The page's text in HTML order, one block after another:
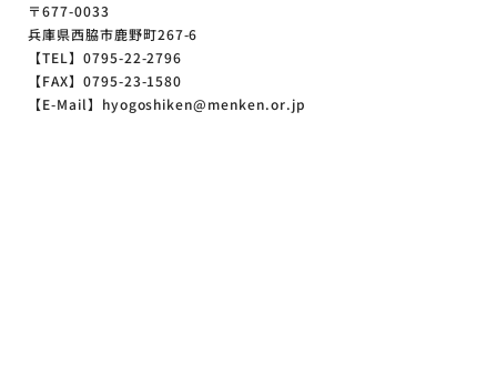
〒677-0033
兵庫県西脇市鹿野町267-6
【TEL】0795-22-2796
【FAX】0795-23-1580
【E-Mail】hyogoshiken@menken.or.jp